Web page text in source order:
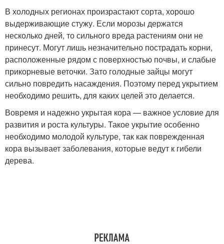
В холодных регионах произрастают сорта, хорошо
выдерживающие стужу. Если морозы держатся
несколько дней, то сильного вреда растениям они не
принесут. Могут лишь незначительно пострадать корни,
расположенные рядом с поверхностью почвы, и слабые
прикорневые веточки. Зато голодные зайцы могут
сильно повредить насаждения. Поэтому перед укрытием
необходимо решить, для каких целей это делается.
Вовремя и надежно укрытая кора — важное условие для
развития и роста культуры. Такое укрытие особенно
необходимо молодой культуре, так как поврежденная
кора вызывает заболевания, которые ведут к гибели
дерева.